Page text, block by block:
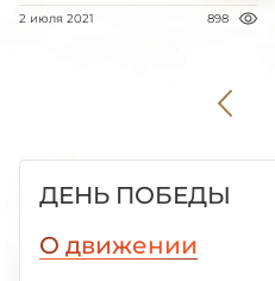
2 июля 2021 898
ДЕНЬ ПОБЕДЫ
О движении